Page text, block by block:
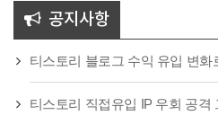
공지사항
티스토리 블로그 수익 유입 변화
티스토리 직접유입 IP 우회 공격